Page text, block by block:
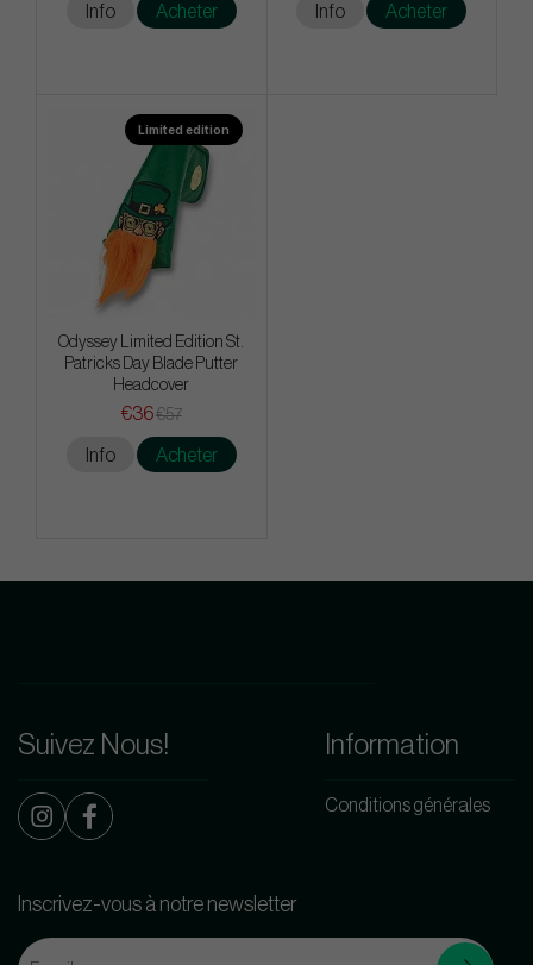
Info Acheter Info Acheter
Limited edition
Odyssey Limited Edition St.
Patricks Day Blade Putter
Headcover
€36€57
Info Acheter
Suivez Nous! Information
Conditions générales
Inscrivez-vous à notre newsletter